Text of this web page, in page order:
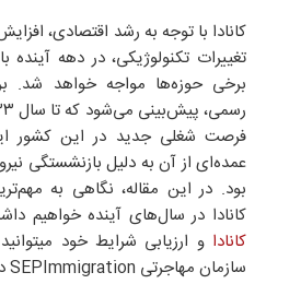
کانادا با توجه به رشد اقتصادی،
تغییرات تکنولوژیکی، در دهه آینده
برخی حوزه‌ها مواجه خواهد شد.
فرصت شغلی جدید در این کشور
عمده‌ای از آن به دلیل بازنشستگی
بود. در این مقاله، نگاهی به
کانادا در سال‌های آینده خواهیم
کانادا و ارزیابی شرایط خود
سازمان مهاجرتی SEPImmigration در ارتباط باشید.